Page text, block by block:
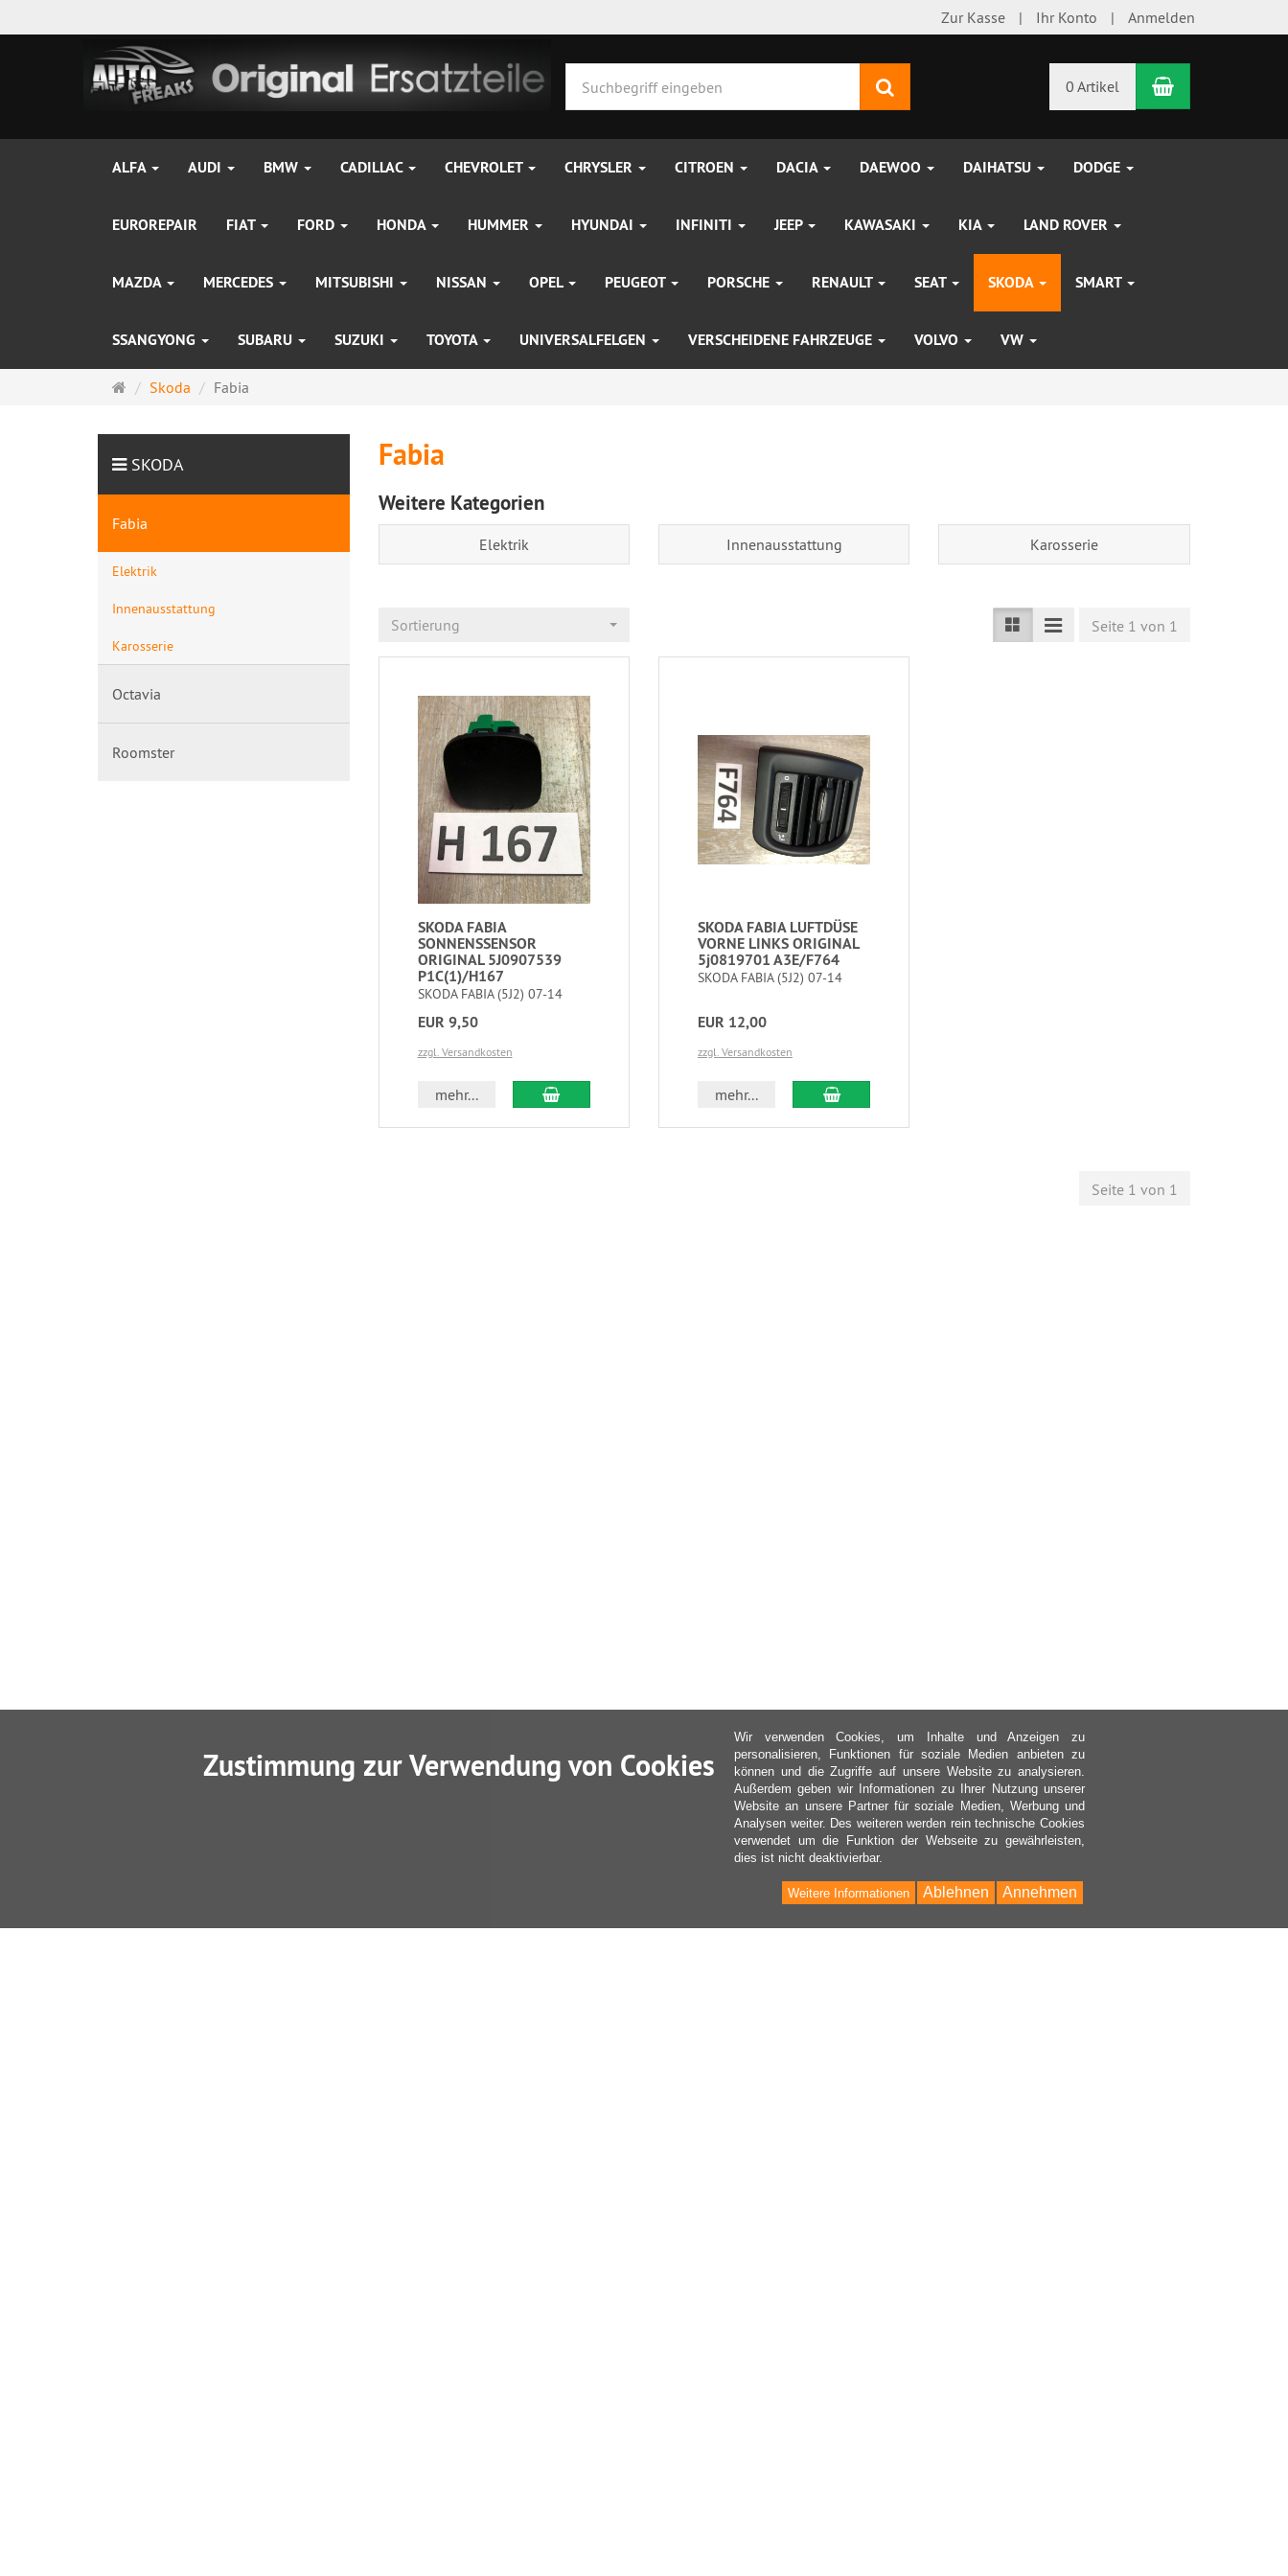
Zur Kasse Ihr Konto Anmelden
0 Artikel Warenkorb
ALFA AUDI BMW CADILLAC CHEVROLET CHRYSLER CITROEN DACIA DAEWOO DAIHATSU DODGE
EUROREPAIR FIAT FORD HONDA HUMMER HYUNDAI INFINITI JEEP KAWASAKI KIA LAND ROVER
MAZDA MERCEDES MITSUBISHI NISSAN OPEL PEUGEOT PORSCHE RENAULT SEAT SKODA SMART
SSANGYONG SUBARU SUZUKI TOYOTA UNIVERSALFELGEN VERSCHEIDENE FAHRZEUGE VOLVO VW
Startseite
Skoda Fabia
Fabia
Weitere Kategorien
Elektrik Innenausstattung Karosserie
Sortierung Seite 1 von 1
SKODA FABIA
SONNENSSENSOR
ORIGINAL 5J0907539
P1C(1)/H167
SKODA FABIA (5J2) 07-14
EUR 9,50
zzgl. Versandkosten
mehr...
SKODA FABIA LUFTDÜSE
VORNE LINKS ORIGINAL
5j0819701 A3E/F764
SKODA FABIA (5J2) 07-14
EUR 12,00
zzgl. Versandkosten
mehr...
Seite 1 von 1
SKODA
Fabia
Elektrik
Innenausstattung
Karosserie
Octavia
Roomster
Zustimmung zur Verwendung von Cookies
Wir verwenden Cookies, um Inhalte und Anzeigen zu
personalisieren, Funktionen für soziale Medien anbieten zu
können und die Zugriffe auf unsere Website zu analysieren.
Außerdem geben wir Informationen zu Ihrer Nutzung unserer
Website an unsere Partner für soziale Medien, Werbung und
Analysen weiter. Des weiteren werden rein technische Cookies
verwendet um die Funktion der Webseite zu gewährleisten,
dies ist nicht deaktivierbar.
Annehmen
Ablehnen
Weitere Informationen